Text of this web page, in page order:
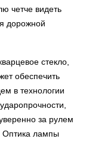
четче видеть
дорожной
стекло,
обеспечить
в технологии
за рулем
Оптика лампы